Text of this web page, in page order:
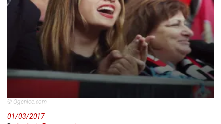
© Ogcnice.com
01/03/2017